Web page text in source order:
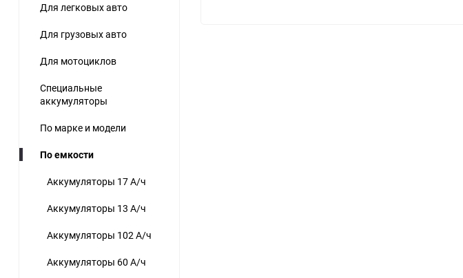
Для легковых авто
Для грузовых авто
Для мотоциклов
Специальные
аккумуляторы
По марке и модели
По емкости
Аккумуляторы 17 А/ч
Аккумуляторы 13 А/ч
Аккумуляторы 102 А/ч
Аккумуляторы 60 А/ч